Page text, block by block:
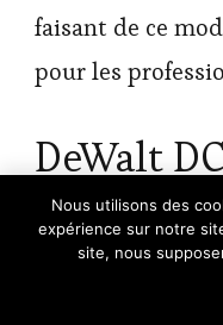
faisant de ce
pour les
DeWalt
La DeWalt est
les utilisateurs
temps de travail.
🔥 TOP VENTE
HBM 3 en 1 :
souffleur de
Nous utilisons des
expérience sur notre
site, nous